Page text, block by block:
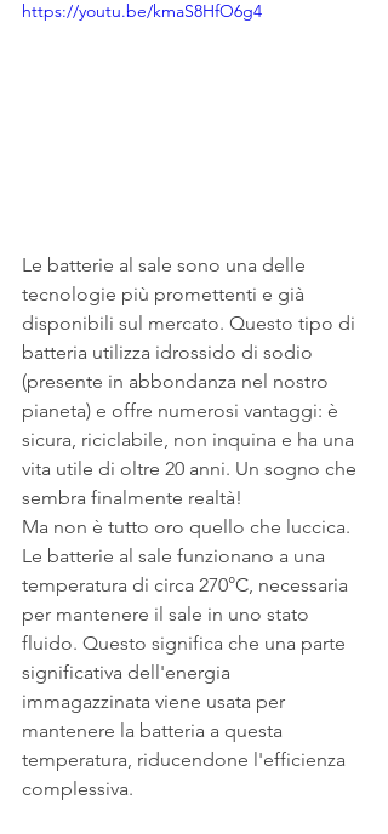
https://youtu.be/kmaS8HfO6g4
Le batterie al sale sono una delle
tecnologie più promettenti e già
disponibili sul mercato. Questo tipo di
batteria utilizza idrossido di sodio
(presente in abbondanza nel nostro
pianeta) e offre numerosi vantaggi: è
sicura, riciclabile, non inquina e ha una
vita utile di oltre 20 anni. Un sogno che
sembra finalmente realtà!
Ma non è tutto oro quello che luccica.
Le batterie al sale funzionano a una
temperatura di circa 270°C, necessaria
per mantenere il sale in uno stato
fluido. Questo significa che una parte
significativa dell'energia
immagazzinata viene usata per
mantenere la batteria a questa
temperatura, riducendone l'efficienza
complessiva.